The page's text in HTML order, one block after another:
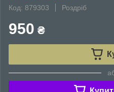
Код: 879303
Роздріб
950 ₴